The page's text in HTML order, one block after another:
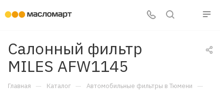
Салонный фильтр
MILES AFW1145
Главная — Каталог — Автомобильные фильтры в Тюмени —